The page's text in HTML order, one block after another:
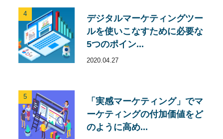
4
デジタルマーケティングツー
ルを使いこなすために必要な
5つのポイン...
2020.04.27
5
「実感マーケティング」でマ
ーケティングの付加価値をど
のように高め...